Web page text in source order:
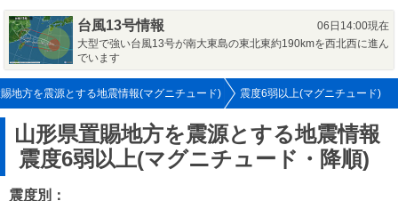
台風13号情報
06日14:00現在
大型で強い台風13号が南大東島の東北東約190kmを西北西に進ん
でいます
地方を震源とする地震情報(マグニチュード) 震度6弱以上(マグニチュード)
山形県置賜地方を震源とする地震情報
震度6弱以上(マグニチュード・降順)
震度別：